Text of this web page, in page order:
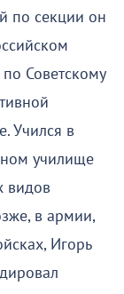
по секции он
Советскому
Учился в
училище
видов
в армии,
Игорь